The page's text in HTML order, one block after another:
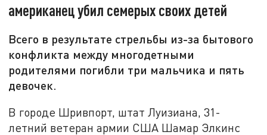
американец убил семерых своих детей
Всего в результате стрельбы из-за бытового
конфликта между многодетными
родителями погибли три мальчика и пять
девочек.
В городе Шривпорт, штат Луизиана, 31-
летний ветеран армии США Шамар Элкинс